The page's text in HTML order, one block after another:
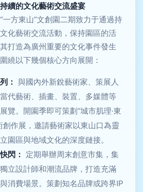
續的文化藝術交流盛宴
一方東山”文創園二期致力于通過持
化藝術交流活動，保持園區的活
打造為廣州重要的文化事件發生
繞以下幾個核心方向展開：
： 與國內外新銳藝術家、策展人
代藝術、插畫、裝置、多媒體等
覽。開園季即可策劃“城市肌理·東
創作展，邀請藝術家以東山口為靈
園區與地域文化的深度鏈接。
閃：
定期舉辦周末創意市集，集
立設計師和潮流品牌，打造充滿
消費場景。策劃知名品牌或跨界IP